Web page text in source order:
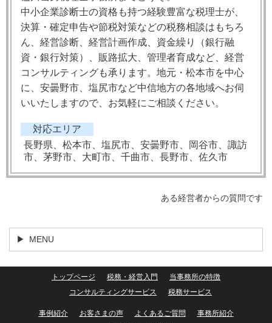
中小企業診断士の資格も持つ経験豊富な税理士が、
決算・確定申告や節税対策などの税務相談はもちろ
ん、経営診断、経営計画作成、資金繰り（銀行融
資・銀行対策）、販路拡大、管理者育成など、経営
コンサルティングも承ります。地元・松本市を中心
に、安曇野市、塩尻市など中信地方の各地域へお伺
いいたしますので、お気軽にご相談ください。
対応エリア
長野県、松本市、塩尻市、安曇野市、岡谷市、諏訪
市、茅野市、大町市、千曲市、長野市、佐久市
ある経営者からの質問です
MENU
トップページ 税務・経営入門
当事務所の特徴
コンサルティングサービス
税務サービス
事例紹介 お客さまの声 よくあるご質問
事務所紹介